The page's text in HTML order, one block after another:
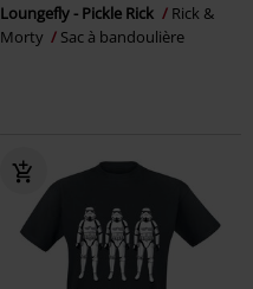
Loungefly - Pickle Rick
Rick &
Morty
Sac à bandoulière